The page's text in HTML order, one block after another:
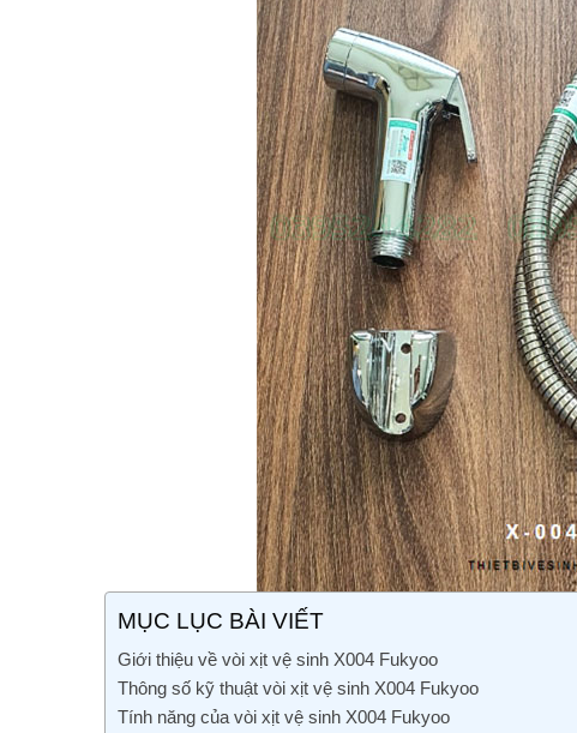
MỤC LỤC BÀI VIẾT
Giới thiệu về vòi xịt vệ sinh X004 Fukyoo
Thông số kỹ thuật vòi xịt vệ sinh X004 Fukyoo
Tính năng của vòi xịt vệ sinh X004 Fukyoo